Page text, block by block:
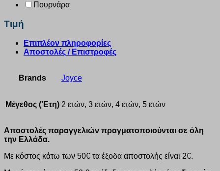
Πουρνάρα
Τιμή
Επιπλέον πληροφορίες
Αποστολές / Επιστροφές
Brands Joyce
Μέγεθος ('Ετη) 2 ετών, 3 ετών, 4 ετών, 5 ετών
Αποστολές παραγγελιών πραγματοποιούνται σε όλη
την Ελλάδα.
Με κόστος κάτω των 50€ τα έξοδα αποστολής είναι 2€.